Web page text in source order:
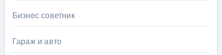
Бизнес советник
Гараж и авто